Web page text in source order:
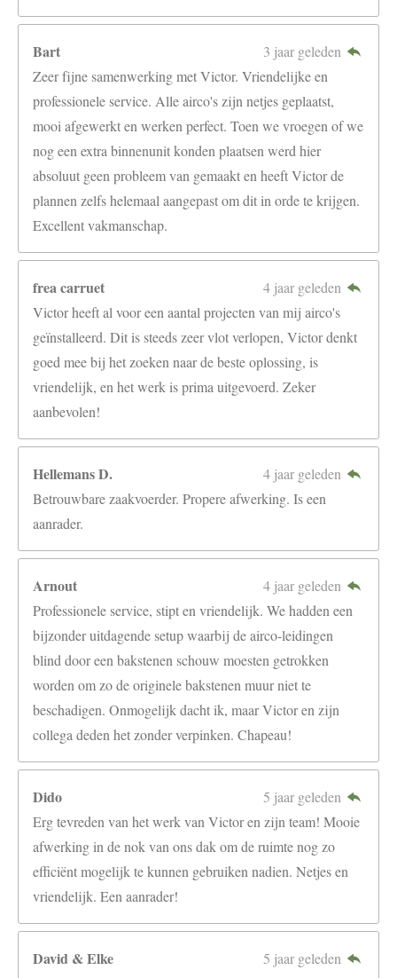
Bart
3 jaar geleden
Zeer fijne samenwerking met Victor. Vriendelijke en
professionele service. Alle airco's zijn netjes geplaatst,
mooi afgewerkt en werken perfect. Toen we vroegen of we
nog een extra binnenunit konden plaatsen werd hier
absoluut geen probleem van gemaakt en heeft Victor de
plannen zelfs helemaal aangepast om dit in orde te krijgen.
Excellent vakmanschap.
frea carruet
4 jaar geleden
Victor heeft al voor een aantal projecten van mij airco's
geïnstalleerd. Dit is steeds zeer vlot verlopen, Victor denkt
goed mee bij het zoeken naar de beste oplossing, is
vriendelijk, en het werk is prima uitgevoerd. Zeker
aanbevolen!
Hellemans D.
4 jaar geleden
Betrouwbare zaakvoerder. Propere afwerking. Is een
aanrader.
Arnout
4 jaar geleden
Professionele service, stipt en vriendelijk. We hadden een
bijzonder uitdagende setup waarbij de airco-leidingen
blind door een bakstenen schouw moesten getrokken
worden om zo de originele bakstenen muur niet te
beschadigen. Onmogelijk dacht ik, maar Victor en zijn
collega deden het zonder verpinken. Chapeau!
Dido
5 jaar geleden
Erg tevreden van het werk van Victor en zijn team! Mooie
afwerking in de nok van ons dak om de ruimte nog zo
efficiënt mogelijk te kunnen gebruiken nadien. Netjes en
vriendelijk. Een aanrader!
David & Elke
5 jaar geleden